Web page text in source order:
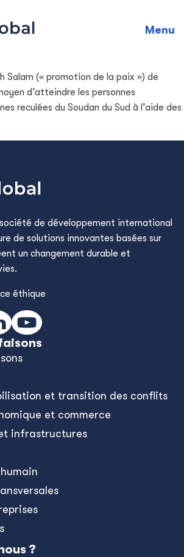
Menu
Salam (« promotion de la paix ») de
d’atteindre les personnes
reculées du Soudan du Sud à l’aide des
société de développement international
de solutions innovantes basées sur
un changement durable et
éthique
et transition des conflits
et commerce
infrastructures
?